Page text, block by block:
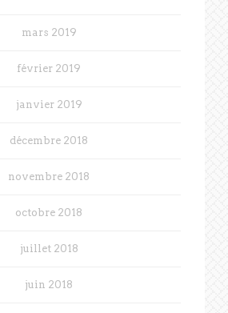
mars 2019
février 2019
janvier 2019
décembre 2018
novembre 2018
octobre 2018
juillet 2018
juin 2018